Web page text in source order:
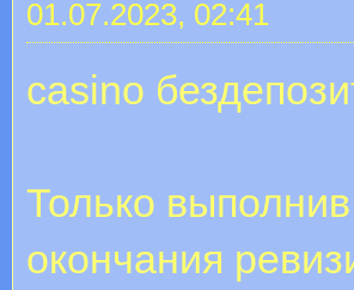
01.07.2023, 02:41
casino
Только
окончания